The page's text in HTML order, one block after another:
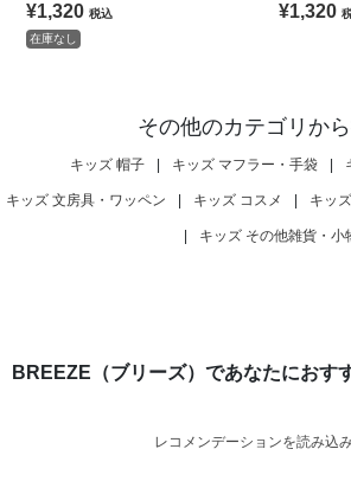
¥1,320 税込
在庫なし
¥1,320
その他のカテゴリか
キッズ 帽子 | キッズ マフラー・手袋 |
キッズ 文房具・ワッペン | キッズ コスメ | キッ
| キッズ その他雑貨・小
BREEZE（ブリーズ）であなたにおす
レコメンデーションを読み込